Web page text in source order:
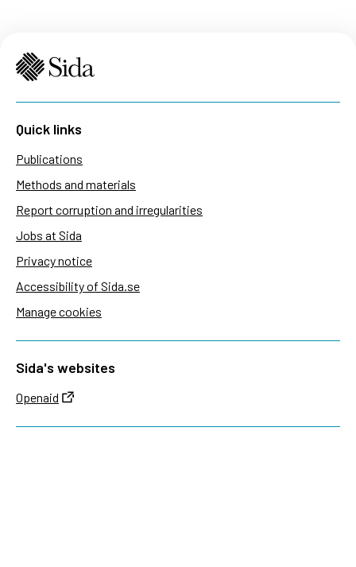
Quick links
Publications
Methods and materials
Report corruption and irregularities
Jobs at Sida
Privacy notice
Accessibility of Sida.se
Manage cookies
Sida's websites
Openaid